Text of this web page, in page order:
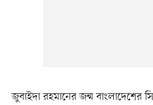
জুবাইদা রহমানের জন্ম বাংলাদেশের